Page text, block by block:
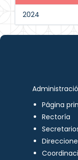
2024
Página
Rectoría